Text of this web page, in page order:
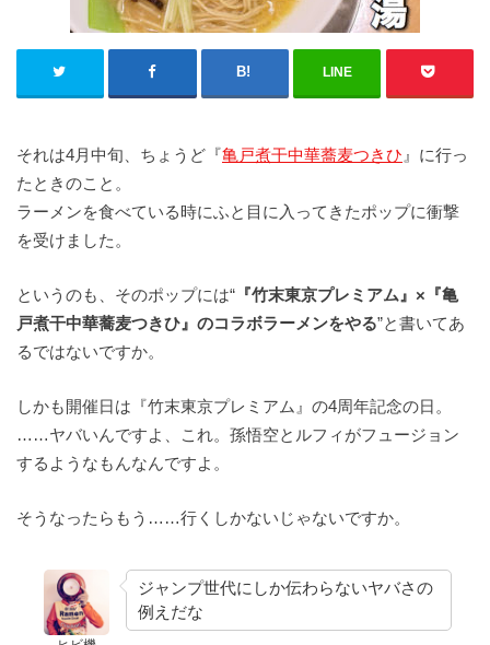
LINE
それは4月中旬、ちょうど『亀戸煮干中華蕎麦つきひ 』に行っ
たときのこと。
ラーメンを食べている時にふと目に入ってきたポップに衝撃
を受けました。
というのも、そのポップには“ 『竹末東京プレミアム』×『亀
戸煮干中華蕎麦つきひ』のコラボラーメンをやる”と書いてあ
るではないですか。
しかも開催日は『竹末東京プレミアム』の4周年記念の日。
……ヤバいんですよ、これ。孫悟空とルフィがフュージョン
するようなもんなんですよ。
そうなったらもう……行くしかないじゃないですか。
ジャンプ世代にしか伝わらないヤバさの
例えだな